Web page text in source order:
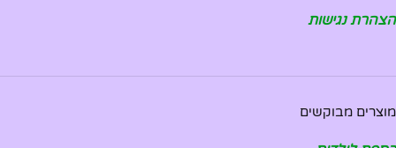
הצהרת נגישות
מוצרים מבוקשים